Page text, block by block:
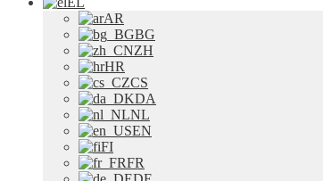
AR
BG
ZH
HR
CS
DA
NL
EN
FI
FR